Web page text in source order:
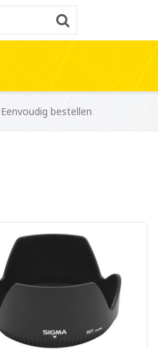
Eenvoudig bestellen